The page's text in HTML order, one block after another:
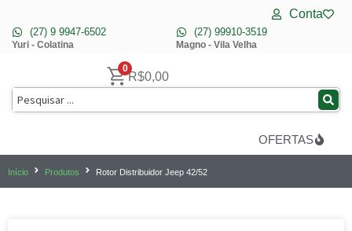
(27) 9 9947-6502
Yuri - Colatina
(27) 99910-3519
Magno - Vila Velha
Conta
0
R$0,00
OFERTAS
Início Produtos Rotor Distribuidor Jeep 42/52